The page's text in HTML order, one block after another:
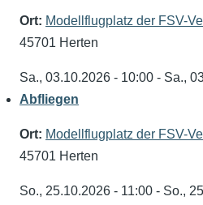
Ort: Modellflugplatz der FSV-
45701 Herten
Sa., 03.10.2026 - 10:00 - Sa.,
Abfliegen
Ort: Modellflugplatz der FSV-
45701 Herten
So., 25.10.2026 - 11:00 - So.,